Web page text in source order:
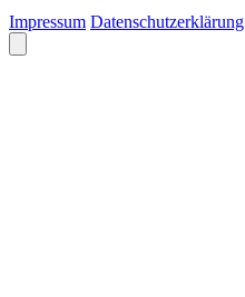
Impressum Datenschutzerklärung